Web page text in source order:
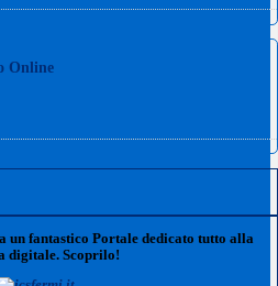
un fantastico Portale dedicato tutto alla
digitale. Scoprilo!